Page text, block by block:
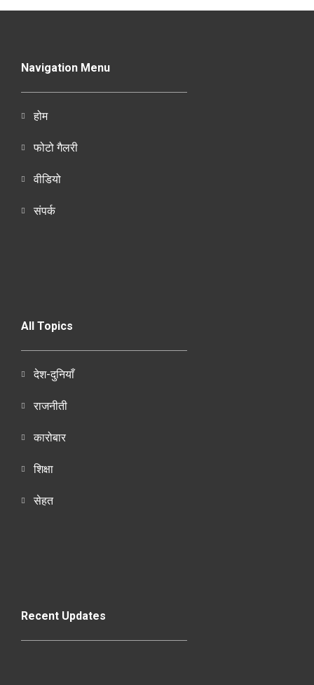
Navigation Menu
होम
फोटो गैलरी
वीडियो
संपर्क
All Topics
देश-दुनियाँ
राजनीती
कारोबार
शिक्षा
सेहत
Recent Updates